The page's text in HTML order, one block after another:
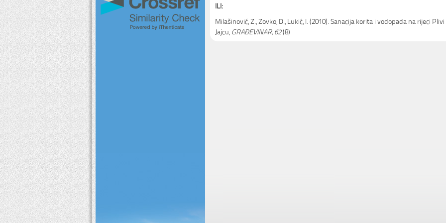
ILI:
Milašinović, Z., Zovko, D., Lukić, I. (2010). Sanacija korita i vodopada na rijeci
Jajcu, GRAĐEVINAR, 62(8)